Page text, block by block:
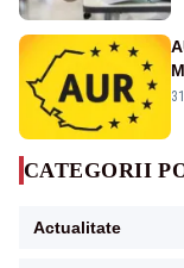
CATEGORII
Actualitate